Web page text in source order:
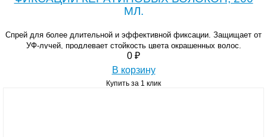
МЛ.
Спрей для более длительной и эффективной фиксации. Защищает от
УФ-лучей, продлевает стойкость цвета окрашенных волос.
0 ₽
В корзину
Купить за 1 клик